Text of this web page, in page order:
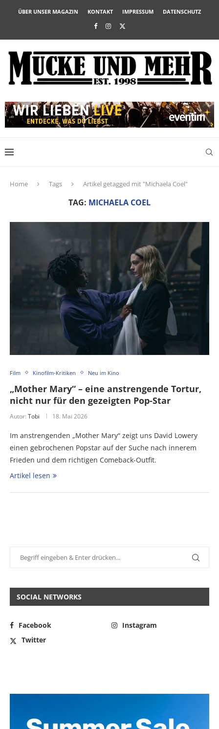
ÜBER UNSER MAGAZIN KONTAKT IMPRESSUM DATENSCHUTZ
Home Tags Artikel getagged mit "Michaela Coel"
TAG: MICHAELA COEL
Film Kinofilm-Kritiken Neu im Kino
„Mother Mary“ – eine anstrengende Tortur,
nicht nur für den gezeigten Pop-Star
Autor: Tobi 18. Mai 2026
Im anstrengenden „Mother Mary“ zeigt uns David Lowery
einen gebrochenen Popstar auf der Suche nach innerem
Frieden und dem richtigen Comeback-Outfit.
Artikel lesen
SOCIAL NETWORKS
Facebook
Instagram
Twitter